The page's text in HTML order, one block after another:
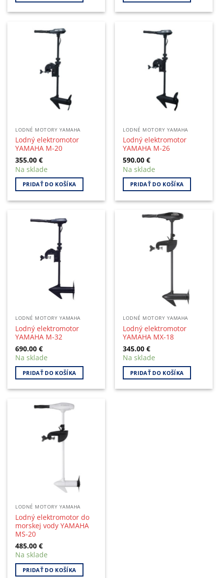
LODNÉ MOTORY YAMAHA
Lodný elektromotor
YAMAHA M-20
355.00€
Na sklade
PRIDAŤ DO KOŠÍKA
LODNÉ MOTORY YAMAHA
Lodný elektromotor
YAMAHA M-26
590.00€
Na sklade
PRIDAŤ DO KOŠÍKA
LODNÉ MOTORY YAMAHA
Lodný elektromotor
YAMAHA M-32
690.00€
Na sklade
PRIDAŤ DO KOŠÍKA
LODNÉ MOTORY YAMAHA
Lodný elektromotor
YAMAHA MX-18
345.00€
Na sklade
PRIDAŤ DO KOŠÍKA
LODNÉ MOTORY YAMAHA
Lodný elektromotor do
morskej vody YAMAHA
MS-20
485.00€
Na sklade
PRIDAŤ DO KOŠÍKA